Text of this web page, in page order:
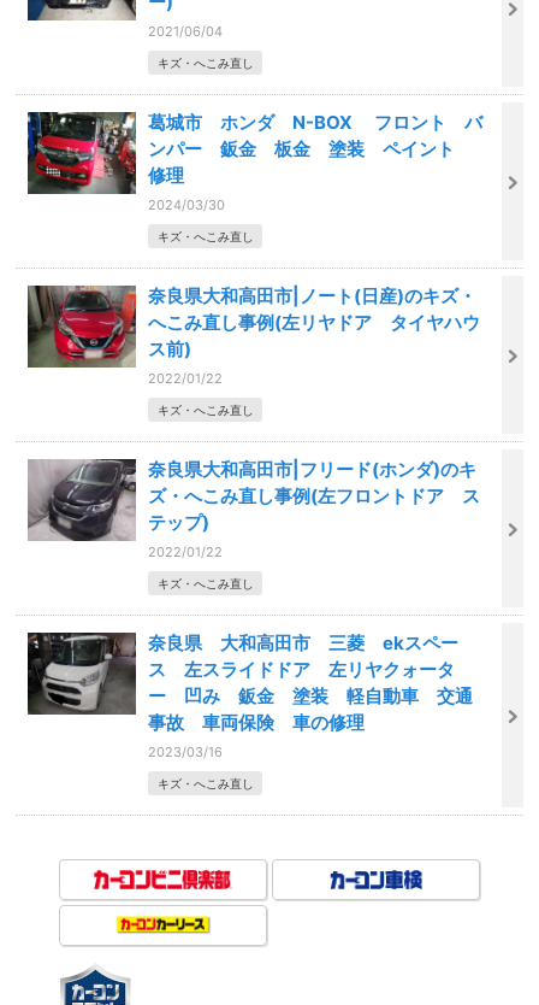
2021/06/04
キズ・へこみ直し
葛城市 ホンダ N-BOX フロント バ
ンパー 鈑金 板金 塗装 ペイント
修理
2024/03/30
キズ・へこみ直し
奈良県大和高田市|ノート(日産)のキズ・
へこみ直し事例(左リヤドア タイヤハウ
ス前)
2022/01/22
キズ・へこみ直し
奈良県大和高田市|フリード(ホンダ)のキ
ズ・へこみ直し事例(左フロントドア ス
テップ)
2022/01/22
キズ・へこみ直し
奈良県 大和高田市 三菱 ekスペー
ス 左スライドドア 左リヤクォータ
ー 凹み 鈑金 塗装 軽自動車 交通
事故 車両保険 車の修理
2023/03/16
キズ・へこみ直し